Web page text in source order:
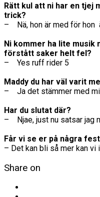
Rätt kul att ni har en tjej
trick?
– Nä, hon är med för hon
Ni kommer ha lite musik
förstått saker helt fel?
– Yes ruff rider 5
Maddy du har väl varit
– Ja det stämmer med
Har du slutat där?
– Njae, just nu satsar jag
Får vi se er på några
– Det kan bli så mer kan vi
Share on